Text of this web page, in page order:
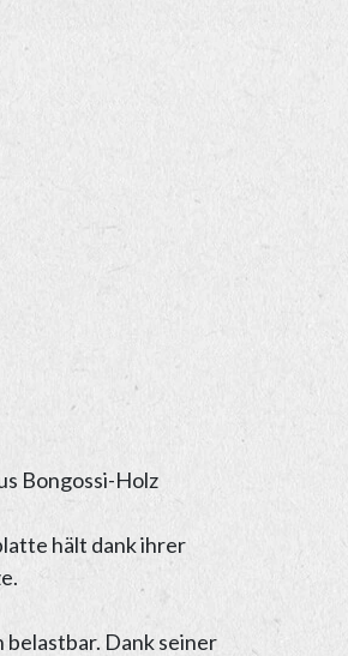
Bongossi-Holz
hält dank ihrer
Dank seiner